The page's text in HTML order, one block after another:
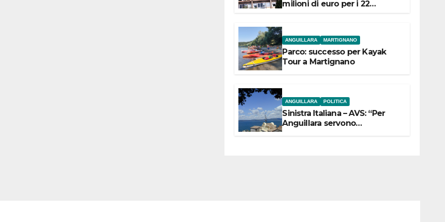
milioni di euro per i 22
ANGUILLARA MARTIGNANO
Parco: successo per Kayak
Tour a Martignano
ANGUILLARA POLITICA
Sinistra Italiana – AVS: “Per
Anguillara servono